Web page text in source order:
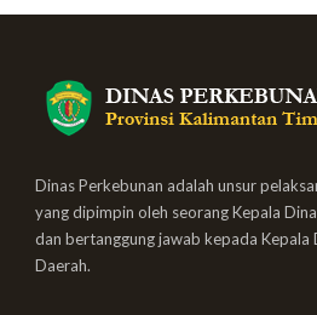
Dinas Perkebunan adalah unsur
yang dipimpin oleh seorang Kepala
dan bertanggung jawab kepada Kepala
Daerah.